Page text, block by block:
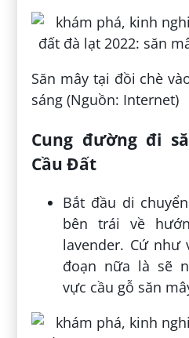
Săn mây tại đồi chè
sáng (Nguồn: Internet)
Cung đường đi
Cầu Đất
Bắt đầu di
bên trái về
lavender. Cứ
đoạn nữa là sẽ
vực cầu gỗ săn